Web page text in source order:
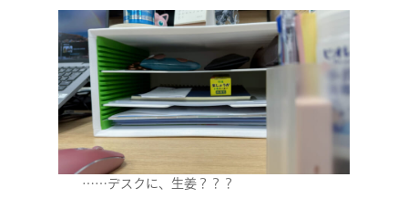
……デスクに、生姜？？？